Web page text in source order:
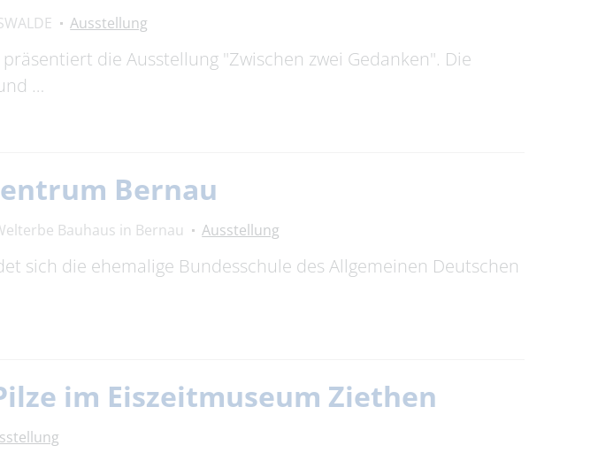
Ausstellung
die Ausstellung "Zwischen zwei Gedanken". Die
…
Bernau
Bauhaus in Bernau Ausstellung
sich die ehemalige Bundesschule des Allgemeinen Deutschen
im Eiszeitmuseum Ziethen